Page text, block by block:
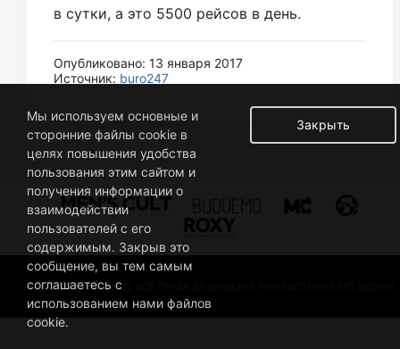
в сутки, а это 5500 рейсов в день.
Опубликовано: 13 января 2017
Источник: buro247
© 2019 BUSINESSMAN. ВСЕ ПРАВА ЗАЩИЩЕНЫ. РАЗРАБОТАНО В MC DESIGN.
Закрыть
Мы используем основные и
сторонние файлы cookie в
целях повышения удобства
пользования этим сайтом и
получения информации о
взаимодействии
пользователей с его
содержимым. Закрыв это
сообщение, вы тем самым
соглашаетесь с
использованием нами файлов
cookie.